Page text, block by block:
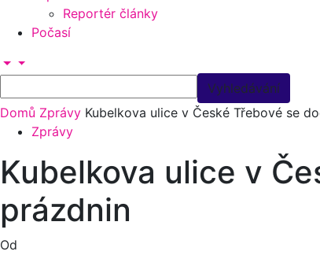
Reportér články
Počasí
Domů Zprávy Kubelkova ulice v České Třebové se
Zprávy
Kubelkova ulice v
prázdnin
Od